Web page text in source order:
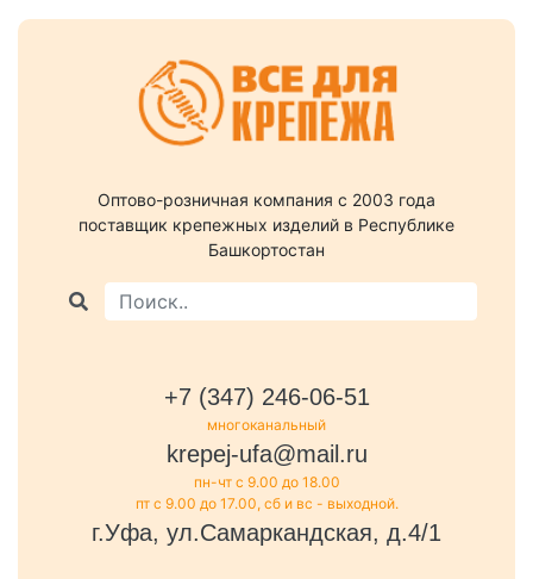
Оптово-розничная компания c 2003 года
поставщик крепежных изделий в Республике
Башкортостан
+7 (347) 246-06-51
многоканальный
krepej-ufa@mail.ru
пн-чт с 9.00 до 18.00
пт с 9.00 до 17.00, сб и вс - выходной.
г.Уфа, ул.Самаркандская, д.4/1